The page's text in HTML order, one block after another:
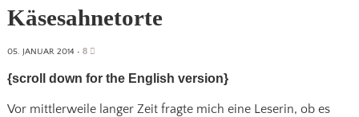
Käsesahnetorte
05. JANUAR 2014 • 8
{scroll down for the English version}
Vor mittlerweile langer Zeit fragte mich eine Leserin, ob es